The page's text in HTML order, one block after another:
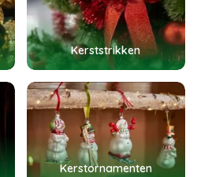
Kerststrikken
Kerstornamenten